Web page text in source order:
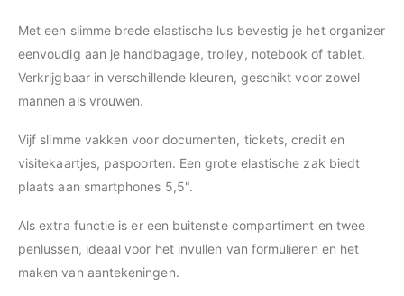
Met een slimme brede elastische lus bevestig je het organizer
eenvoudig aan je handbagage, trolley, notebook of tablet.
Verkrijgbaar in verschillende kleuren, geschikt voor zowel
mannen als vrouwen.
Vijf slimme vakken voor documenten, tickets, credit en
visitekaartjes, paspoorten. Een grote elastische zak biedt
plaats aan smartphones 5,5".
Als extra functie is er een buitenste compartiment en twee
penlussen, ideaal voor het invullen van formulieren en het
maken van aantekeningen.